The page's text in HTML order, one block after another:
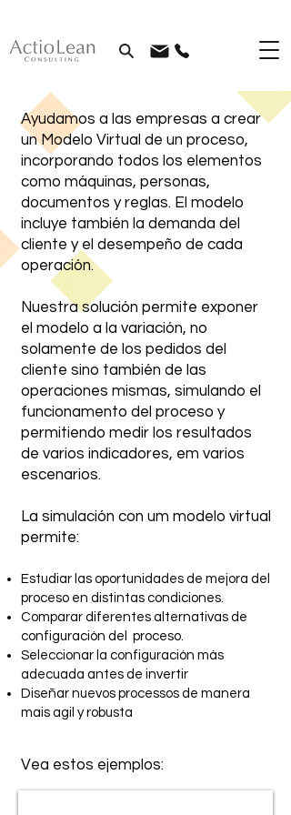
Ayudamos a las empresas a crear
un Modelo Virtual de un proceso,
incorporando todos los elementos
como máquinas, personas,
documentos y reglas. El modelo
incluye también la demanda del
cliente y el desempeño de cada
operación.
Nuestra solución permite exponer
el modelo a la variación, no
solamente de los pedidos del
cliente sino también de las
operaciones mismas, simulando el
funcionamento del proceso y
permitiendo medir los resultados
de varios indicadores, em varios
escenarios.
La simulación con um modelo virtual
permite:
Estudiar las oportunidades de mejora del
proceso en distintas condiciones.
Comparar diferentes alternativas de
configuración del proceso.
Seleccionar la configuración más
adecuada antes de invertir
Diseñar nuevos processos de manera
mais agil y robusta
Vea estos ejemplos: